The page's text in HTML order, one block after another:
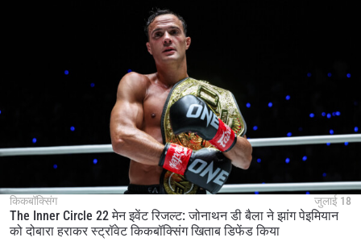
किकबॉक्सिंग जुलाई 18
The Inner Circle 22 मेन इवेंट रिजल्ट: जोनाथन डी बैला ने झांग पेइमियान
को दोबारा हराकर स्ट्रॉवेट किकबॉक्सिंग खिताब डिफेंड किया